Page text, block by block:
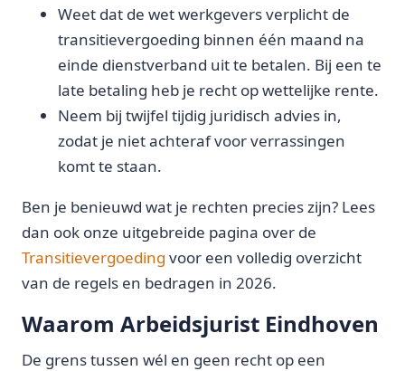
Weet dat de wet werkgevers verplicht de
transitievergoeding binnen één maand na
einde dienstverband uit te betalen. Bij een te
late betaling heb je recht op wettelijke rente.
Neem bij twijfel tijdig juridisch advies in,
zodat je niet achteraf voor verrassingen
komt te staan.
Ben je benieuwd wat je rechten precies zijn? Lees
dan ook onze uitgebreide pagina over de
Transitievergoeding voor een volledig overzicht
van de regels en bedragen in 2026.
Waarom Arbeidsjurist Eindhoven
De grens tussen wél en geen recht op een